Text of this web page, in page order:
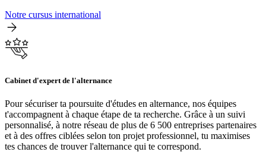
Notre cursus international
Cabinet d'expert de l'alternance
Pour sécuriser ta poursuite d'études en alternance, nos équipes
t'accompagnent à chaque étape de ta recherche. Grâce à un suivi
personnalisé, à notre réseau de plus de 6 500 entreprises partenaires
et à des offres ciblées selon ton projet professionnel, tu maximises
tes chances de trouver l'alternance qui te correspond.